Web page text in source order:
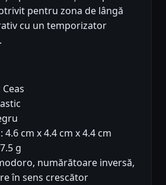
pentru zona de lângă
cu un temporizator
4.6 cm x 4.4 cm x 4.4 cm
g
numărătoare inversă,
în sens crescător